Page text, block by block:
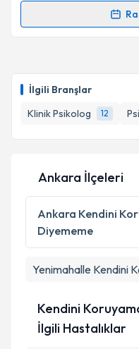
İlgili Branşlar
Klinik Psikolog
12
kapsamda
Randevu
için bir takvim
bilgilendireceğiz.
E-posta Adresiniz
Kişisel
Metni'ni
kapsamda
Ankara İlçeleri
Ankara Kendini
Diyememe
Yenimahalle Kendini
Kendini
İlgili Hastalıklar